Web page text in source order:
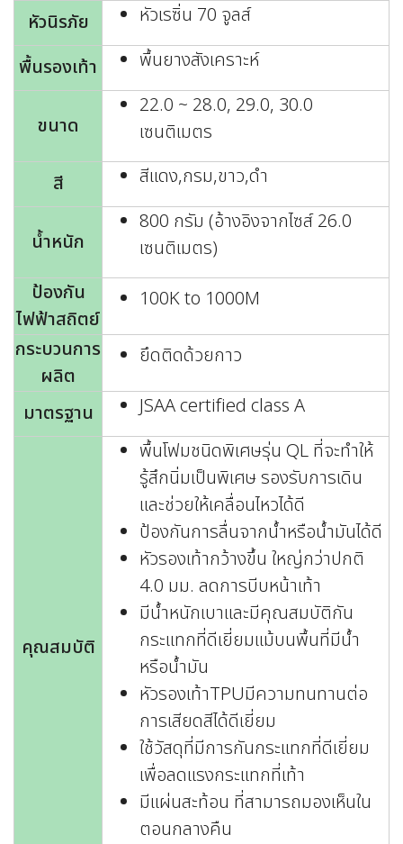
หัวนิรภัย
หัวเรซิ่น 70 จูลส์
พื้นรองเท้า
พื้นยางสังเคราะห์
ขนาด
22.0 ~ 28.0, 29.0, 30.0
เซนติเมตร
สี
สีแดง,กรม,ขาว,ดำ
น้ำหนัก
800 กรัม (อ้างอิงจากไซส์ 26.0
เซนติเมตร)
ป้องกัน
ไฟฟ้าสถิตย์
100K to 1000M
กระบวนการ
ผลิต
ยึดติดด้วยกาว
มาตรฐาน JSAA certified class A
คุณสมบัติ
พื้นโฟมชนิดพิเศษรุ่น QL ที่จะทำให้
รู้สึกนิ่มเป็นพิเศษ รองรับการเดิน
และช่วยให้เคลื่อนไหวได้ดี
ป้องกันการลื่นจากน้ำหรือน้ำมันได้ดี
หัวรองเท้ากว้างขึ้น ใหญ่กว่าปกติ
4.0 มม. ลดการบีบหน้าเท้า
มีน้ำหนักเบาและมีคุณสมบัติกัน
กระแทกที่ดีเยี่ยมแม้บนพื้นที่มีน้ำ
หรือน้ำมัน
หัวรองเท้าTPUมีความทนทานต่อ
การเสียดสีได้ดีเยี่ยม
ใช้วัสดุที่มีการกันกระแทกที่ดีเยี่ยม
เพื่อลดแรงกระแทกที่เท้า
มีแผ่นสะท้อน ที่สามารถมองเห็นใน
ตอนกลางคืน